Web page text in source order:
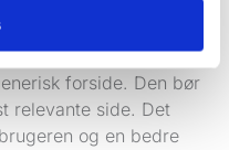
bør profilen ikke
forside. Den bør
relevante side. Det
og en bedre